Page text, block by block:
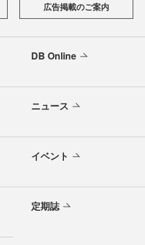
広告掲載のご案内
DB Online
ニュース
イベント
定期誌